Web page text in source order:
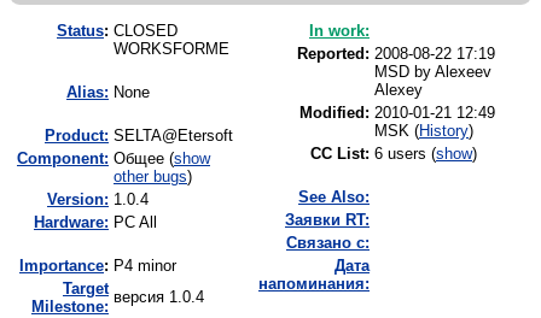
Status: CLOSED
WORKSFORME
Alias: None
Product: SELTA@Etersoft
Component: Общее (show
other bugs)
Version: 1.0.4
Hardware: PC All
mportance: P4 minor
Target
Milestone:
версия 1.0.4
In work:
Reported: 2008-08-22 17:19
MSD by Alexeev
Alexey
Modified: 2010-01-21 12:49
MSK (History)
CC List: 6 users (show)
See Also:
Заявки RT:
Связано с:
Дата
напоминания: